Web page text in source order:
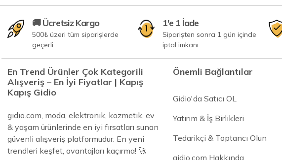
🚚 Ücretsiz Kargo
500₺ üzeri tüm siparişlerde
geçerli
1'e 1 İade
Siparişten sonra 1 gün içinde
iptal imkanı
En Trend Ürünler Çok Kategorili
Alışveriş – En İyi Fiyatlar | Kapış
Kapış Gidio
gidio.com, moda, elektronik, kozmetik, ev
& yaşam ürünlerinde en iyi fırsatları sunan
güvenli alışveriş platformudur. En yeni
trendleri keşfet, avantajları kaçırma! 🚀
Önemli Bağlantılar
Gidio'da Satıcı OL
Yatırım & İş Birlikleri
Tedarikçi & Toptancı Olun
gidio.com Hakkında